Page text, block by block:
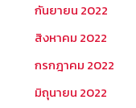
กันยายน 2022
สิงหาคม 2022
กรกฎาคม 2022
มิถุนายน 2022